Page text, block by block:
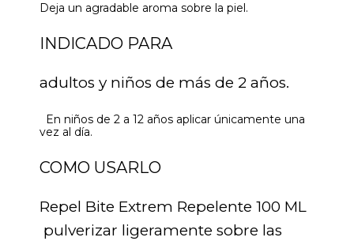
Deja un agradable aroma sobre la piel.
INDICADO PARA
adultos y niños de más de 2 años.
En niños de 2 a 12 años aplicar únicamente una
vez al día.
COMO USARLO
Repel Bite Extrem Repelente 100 ML
pulverizar ligeramente sobre las